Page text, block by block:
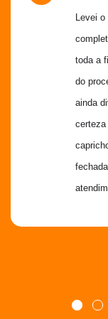
Levei
toda a
do
ainda